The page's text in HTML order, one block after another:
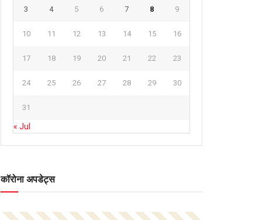
3 4 5 6 7 8 9
10 11 12 13 14 15 16
17 18 19 20 21 22 23
24 25 26 27 28 29 30
31
« Jul
कॉरोना अपडेट्स